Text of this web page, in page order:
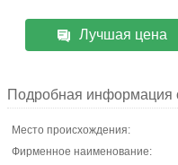
Лучшая цена
Подробная информация
Место происхождения:
Фирменное наименование: